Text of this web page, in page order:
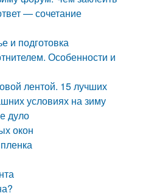
— сочетание
и подготовка
Особенности и
лентой. 15 лучших
условиях на зиму
дуло
окон